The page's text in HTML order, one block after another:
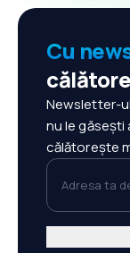
Cu
Newsletter-
nu le
călătorește
Adresa ta de